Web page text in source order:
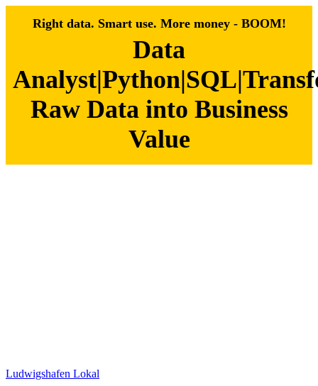
Right data. Smart use. More money - BOOM!
Data
Raw Data into Business
Value
Ludwigshafen Lokal